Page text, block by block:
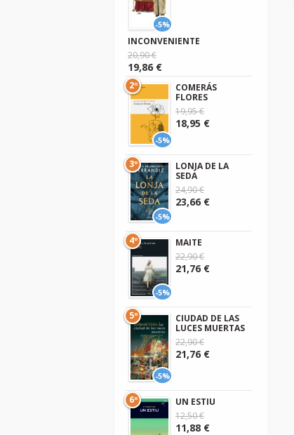
-5%
INCONVENIENTE
20,90 €
19,86 €
-5%
2º
COMERÁS
FLORES
19,95 €
18,95 €
-5%
3º
LONJA DE LA
SEDA
24,90 €
23,66 €
-5%
4º
MAITE
22,90 €
21,76 €
-5%
5º
CIUDAD DE LAS
LUCES MUERTAS
22,90 €
21,76 €
6º
UN ESTIU
12,50 €
11,88 €